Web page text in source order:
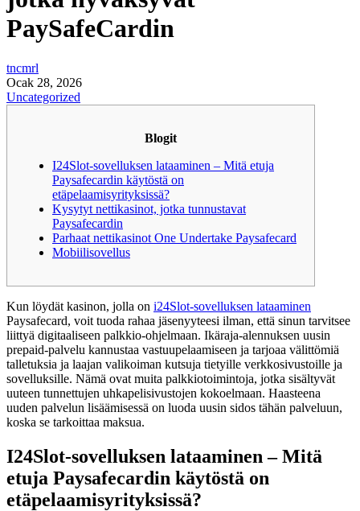
PaySafeCardin
tncmrl
Ocak 28, 2026
Uncategorized
Blogit
I24Slot-sovelluksen lataaminen – Mitä etuja
Paysafecardin käytöstä on
etäpelaamisyrityksissä?
Kysytyt nettikasinot, jotka tunnustavat
Paysafecardin
Parhaat nettikasinot One Undertake Paysafecard
Mobiilisovellus
Kun löydät kasinon, jolla on i24Slot-sovelluksen lataaminen
Paysafecard, voit tuoda rahaa jäsenyyteesi ilman, että sinun tarvitsee
liittyä digitaaliseen palkkio-ohjelmaan. Ikäraja-alennuksen uusin
prepaid-palvelu kannustaa vastuupelaamiseen ja tarjoaa välittömiä
talletuksia ja laajan valikoiman kutsuja tietyille verkkosivustoille ja
sovelluksille. Nämä ovat muita palkkiotoimintoja, jotka sisältyvät
uuteen tunnettujen uhkapelisivustojen kokoelmaan. Haasteena
uuden palvelun lisäämisessä on luoda uusin sidos tähän palveluun,
koska se tarkoittaa maksua.
I24Slot-sovelluksen lataaminen – Mitä
etuja Paysafecardin käytöstä on
etäpelaamisyrityksissä?